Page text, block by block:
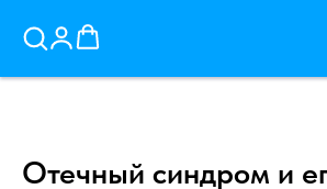
Отечный синдром и